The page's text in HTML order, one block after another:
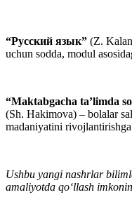
“Русский язык” (Z.
uchun sodda, modul
“Maktabgacha taʼlimda
(Sh. Hakimova) – bolalar
madaniyatini
Ushbu yangi nashrlar
amaliyotda qo‘llash